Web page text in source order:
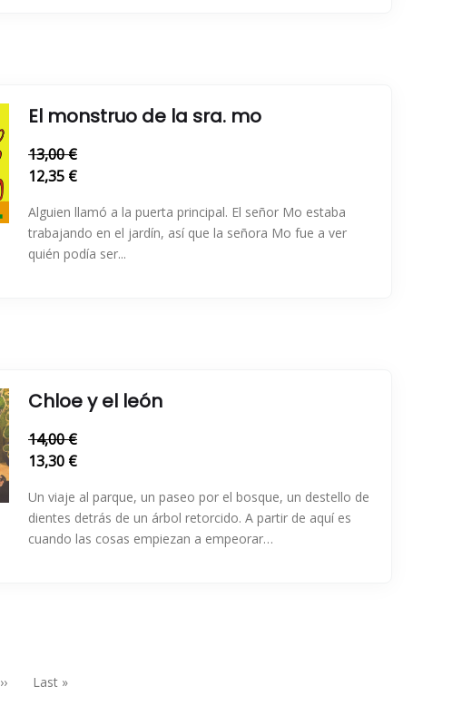
El monstruo de la sra. mo
13,00 €
12,35 €
Alguien llamó a la puerta principal. El señor Mo estaba
trabajando en el jardín, así que la señora Mo fue a ver
quién podía ser...
Chloe y el león
14,00 €
13,30 €
Un viaje al parque, un paseo por el bosque, un destello de
dientes detrás de un árbol retorcido. A partir de aquí es
cuando las cosas empiezan a empeorar…
Siguiente
››
Última
Last »